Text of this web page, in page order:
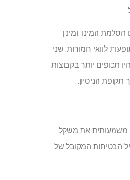
המינון ומינון
לוואי חמורות. שני
תכופים יותר בקבוצות
משמעותית את משקל
הבטיחות המקובל של